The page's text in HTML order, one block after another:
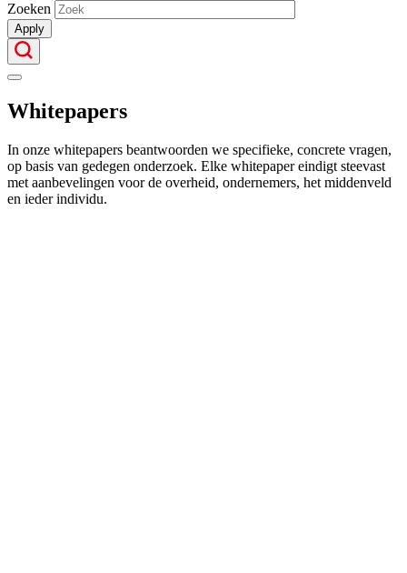
Zoeken
Apply
Whitepapers
In onze whitepapers beantwoorden we specifieke, concrete vragen,
op basis van gedegen onderzoek. Elke whitepaper eindigt steevast
met aanbevelingen voor de overheid, ondernemers, het middenveld
en ieder individu.